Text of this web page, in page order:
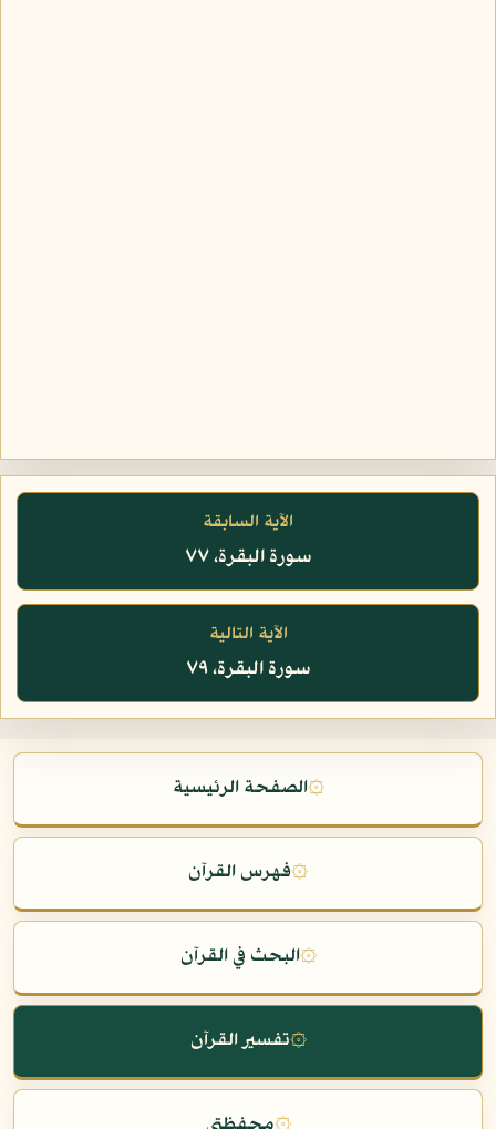
الآية السابقة
سورة البقرة، ٧٧
الآية التالية
سورة البقرة، ٧٩
۞الصفحة الرئيسية
۞فهرس القرآن
۞البحث في القرآن
۞تفسير القرآن